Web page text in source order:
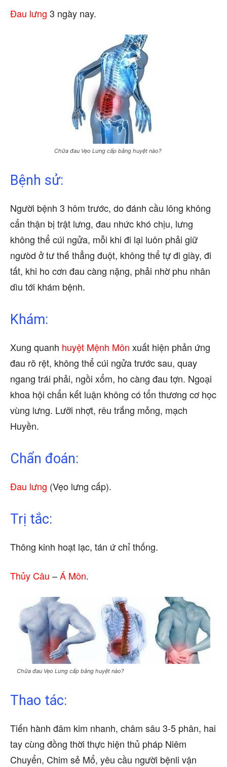
Đau lưng 3 ngày nay.
Chữa đau Vẹo Lưng cấp bằng huyệt nào?
Bệnh sử:
Người bệnh 3 hôm trước, do đánh cầu lông không
cẩn thận bị trật lưng, đau nhức khó chịu, lưng
không thể cúi ngửa, mỗi khi đi lại luôn phải giữ
ngưòd ở tư thế thẳng đuột, không thể tự đi giày, đi
tất, khi ho cơn đau càng nặng, phải nhờ phu nhân
dìu tới khám bệnh.
Khám:
Xung quanh huyệt Mệnh Môn xuất hiện phản ứng
đau rõ rệt, không thể cúi ngửa trước sau, quay
ngang trái phải, ngồi xổm, ho càng đau tợn. Ngoại
khoa hội chẩn kết luận không có tổn thương cơ học
vùng lưng. Lưỡi nhợt, rêu trắng mỏng, mạch
Huyền.
Chẩn đoán:
Đau lưng (Vẹo lưng cấp).
Trị tắc:
Thông kinh hoạt lạc, tán ứ chỉ thống.
Thủy Câu –Á Môn.
Chữa đau Vẹo Lưng cấp bằng huyệt nào?
Thao tác:
Tiến hành đâm kim nhanh, châm sâu 3-5 phân, hai
tay cùng đồng thời thực hiện thủ pháp Niêm
Chuyển, Chim sẻ Mổ, yêu cầu người bệnli vận